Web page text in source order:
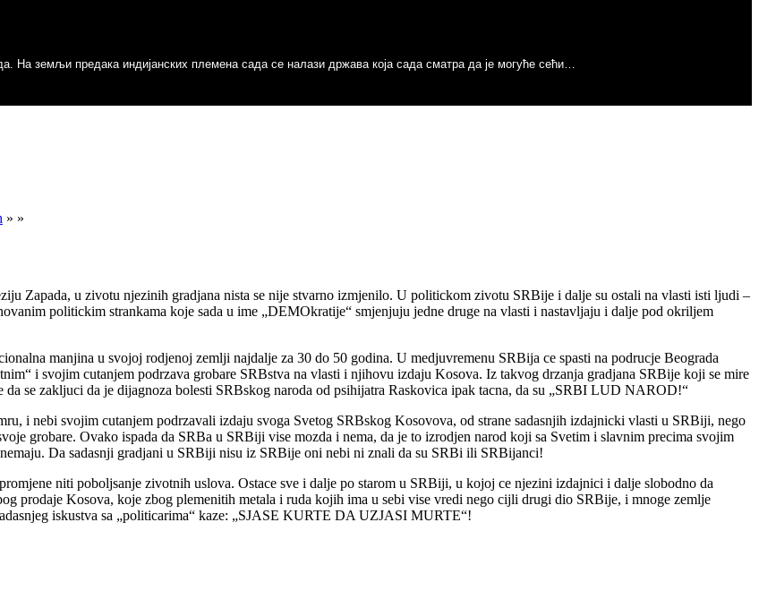
На земљи предака индијанских племена сада се налази држава која сада сматра да је могуће сећи…
за јавно изговорену хулу на Светог Духа, ријеч бабунску- filioque?
Из своје далматинске епархије за време рата 1992 године побегао је у далеку Аустралију где га ни један…
» »
Zapada, u zivotu njezinih gradjana nista se nije stvarno izmjenilo. U politickom zivotu SRBije i dalje su ostali na vlasti isti ljudi –
politickim strankama koje sada u ime „DEMOkratije“ smjenjuju jedne druge na vlasti i nastavljaju i dalje pod okriljem
manjina u svojoj rodjenoj zemlji najdalje za 30 do 50 godina. U medjuvremenu SRBija ce spasti na podrucje Beograda
i svojim cutanjem podrzava grobare SRBstva na vlasti i njihovu izdaju Kosova. Iz takvog drzanja gradjana SRBije koji se mire
se zakljuci da je dijagnoza bolesti SRBskog naroda od psihijatra Raskovica ipak tacna, da su „SRBI LUD NAROD!“
i nebi svojim cutanjem podrzavali izdaju svoga Svetog SRBskog Kosovova, od strane sadasnjih izdajnicki vlasti u SRBiji, nego
grobare. Ovako ispada da SRBa u SRBiji vise mozda i nema, da je to izrodjen narod koji sa Svetim i slavnim precima svojim
Da sadasnji gradjani u SRBiji nisu iz SRBije oni nebi ni znali da su SRBi ili SRBijanci!
niti poboljsanje zivotnih uslova. Ostace sve i dalje po starom u SRBiji, u kojoj ce njezini izdajnici i dalje slobodno da
prodaje Kosova, koje zbog plemenitih metala i ruda kojih ima u sebi vise vredi nego cijli drugi dio SRBije, i mnoge zemlje
iskustva sa „politicarima“ kaze: „SJASE KURTE DA UZJASI MURTE“!